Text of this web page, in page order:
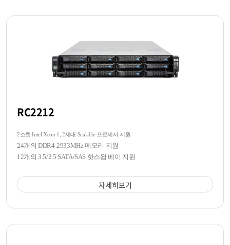
RC2212
2소켓 Intel Xeon 1, 2세대 Scalable 프로세서 지원
24개의 DDR4-2933MHz 메모리 지원
12개의 3.5/2.5 SATA/SAS 핫스왑 베이 지원
자세히보기